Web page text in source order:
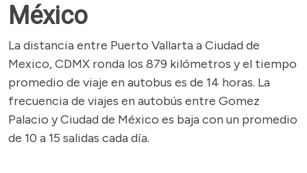
México
La distancia entre Puerto Vallarta a Ciudad de
Mexico, CDMX ronda los 879 kilómetros y el tiempo
promedio de viaje en autobus es de 14 horas. La
frecuencia de viajes en autobús entre Gomez
Palacio y Ciudad de México es baja con un promedio
de 10 a 15 salidas cada día.